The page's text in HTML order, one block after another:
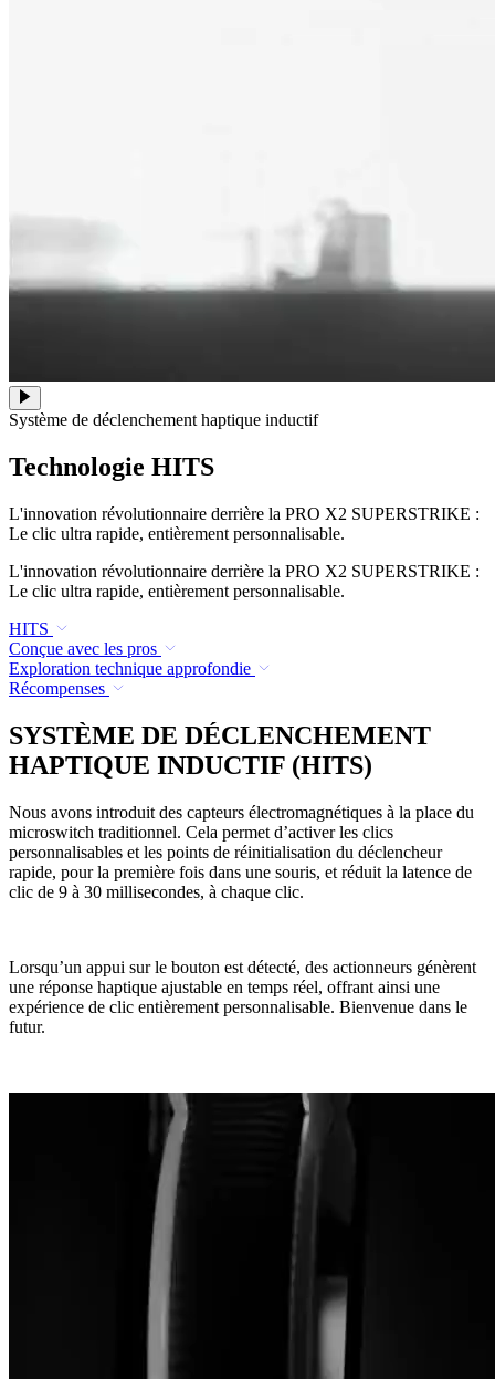
Système de déclenchement haptique inductif
Technologie HITS
L'innovation révolutionnaire derrière la PRO X2 SUPERSTRIKE :
Le clic ultra rapide, entièrement personnalisable.
L'innovation révolutionnaire derrière la PRO X2 SUPERSTRIKE :
Le clic ultra rapide, entièrement personnalisable.
HITS
Conçue avec les pros
Exploration technique approfondie
Récompenses
SYSTÈME DE DÉCLENCHEMENT
HAPTIQUE INDUCTIF (HITS)
Nous avons introduit des capteurs électromagnétiques à la place du
microswitch traditionnel. Cela permet d’activer les clics
personnalisables et les points de réinitialisation du déclencheur
rapide, pour la première fois dans une souris, et réduit la latence de
clic de 9 à 30 millisecondes, à chaque clic.
Lorsqu’un appui sur le bouton est détecté, des actionneurs génèrent
une réponse haptique ajustable en temps réel, offrant ainsi une
expérience de clic entièrement personnalisable. Bienvenue dans le
futur.